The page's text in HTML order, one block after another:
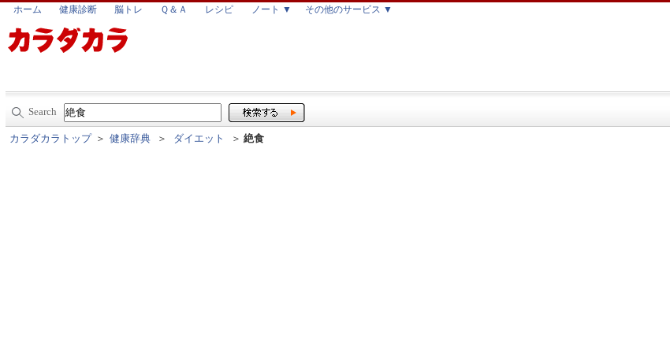
ホーム 健康診断 脳トレ Ｑ＆Ａ レシピ ノート ▼ その他のサービス ▼
Search
カラダカラトップ ＞ 健康辞典 ＞ ダイエット ＞ 絶食